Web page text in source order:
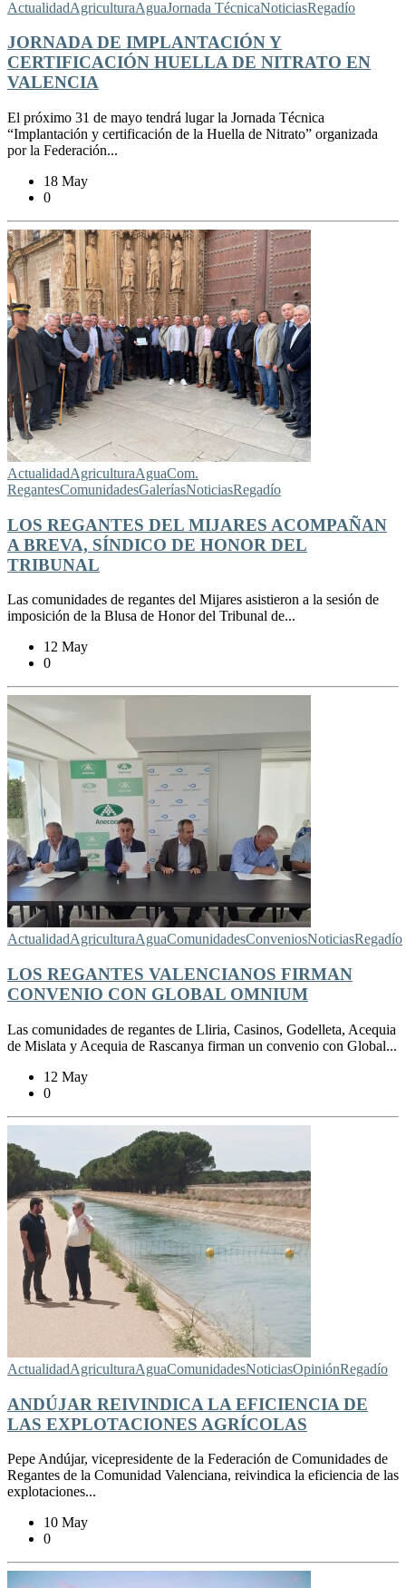
ActualidadAgriculturaAguaJornada TécnicaNoticiasRegadío
JORNADA DE IMPLANTACIÓN Y
CERTIFICACIÓN HUELLA DE NITRATO EN
VALENCIA
El próximo 31 de mayo tendrá lugar la Jornada Técnica
“Implantación y certificación de la Huella de Nitrato” organizada
por la Federación...
18 May
0
ActualidadAgriculturaAguaCom.
RegantesComunidadesGaleríasNoticiasRegadío
LOS REGANTES DEL MIJARES ACOMPAÑAN
A BREVA, SÍNDICO DE HONOR DEL
TRIBUNAL
Las comunidades de regantes del Mijares asistieron a la sesión de
imposición de la Blusa de Honor del Tribunal de...
12 May
0
ActualidadAgriculturaAguaComunidadesConveniosNoticiasRegadío
LOS REGANTES VALENCIANOS FIRMAN
CONVENIO CON GLOBAL OMNIUM
Las comunidades de regantes de Lliria, Casinos, Godelleta, Acequia
de Mislata y Acequia de Rascanya firman un convenio con Global...
12 May
0
ActualidadAgriculturaAguaComunidadesNoticiasOpiniónRegadío
ANDÚJAR REIVINDICA LA EFICIENCIA DE
LAS EXPLOTACIONES AGRÍCOLAS
Pepe Andújar, vicepresidente de la Federación de Comunidades de
Regantes de la Comunidad Valenciana, reivindica la eficiencia de las
explotaciones...
10 May
0